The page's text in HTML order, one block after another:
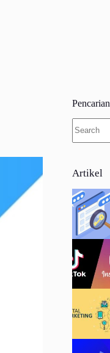
Pencarian
results
Artikel